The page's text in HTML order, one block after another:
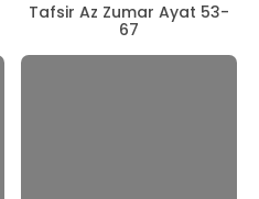
Tafsir Az Zumar Ayat 53-
67